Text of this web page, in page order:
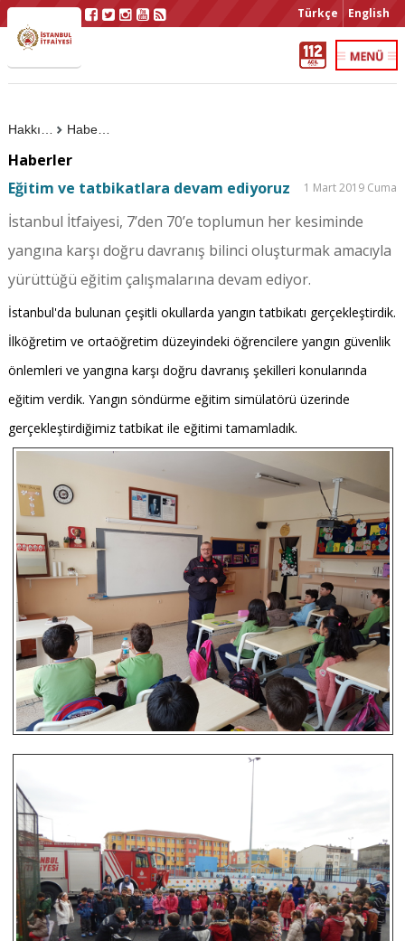
Türkçe English
Haberler
Haberler
Eğitim ve tatbikatlara devam ediyoruz
1 Mart 2019 Cuma
İstanbul İtfaiyesi, 7’den 70’e toplumun her kesiminde
yangına karşı doğru davranış bilinci oluşturmak amacıyla
yürüttüğü eğitim çalışmalarına devam ediyor.
İstanbul'da bulunan çeşitli okullarda yangın tatbikatı gerçekleştirdik.
İlköğretim ve ortaöğretim düzeyindeki öğrencilere yangın güvenlik
önlemleri ve yangına karşı doğru davranış şekilleri konularında
eğitim verdik. Yangın söndürme eğitim simülatörü üzerinde
gerçekleştirdiğimiz tatbikat ile eğitimi tamamladık.